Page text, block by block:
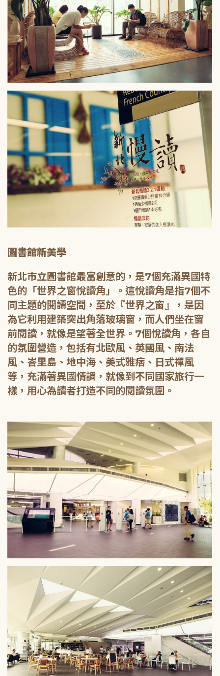
圖書館新美學
新北市立圖書館最富創意的，是7個充滿異國特
色的「世界之窗悅讀角」。這悅讀角是指7個不
同主題的閱讀空間，至於『世界之窗』，是因
為它利用建築突出角落玻璃窗，而人們坐在窗
前閱讀，就像是望著全世界。7個悅讀角，各自
的氛圍營造，包括有北歐風、英國風、南法
風、峇里島、地中海、美式雅痞、日式禪風
等，充滿著異國情調，就像到不同國家旅行一
樣，用心為讀者打造不同的閱讀氛圍。